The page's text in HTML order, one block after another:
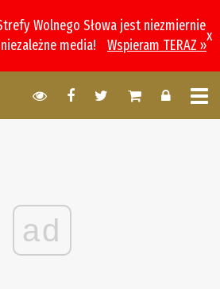
Wolnego Słowa jest niezmiernie
media!
Wspieram TERAZ »
x
ad